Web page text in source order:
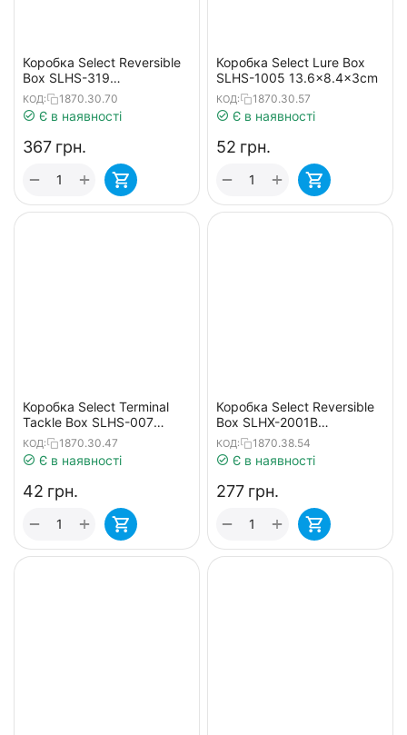
Коробка Select Reversible
Box SLHS-319
27.5х18.5х5cm
КОД: 1870.30.70
Є в наявності
‍367‍ грн.
+
−
Коробка Select Lure Box
SLHS-1005 13.6x8.4x3cm
КОД: 1870.30.57
Є в наявності
‍52‍ грн.
+
−
Коробка Select Terminal
Tackle Box SLHS-007
13.3х6.2х2.5cm
КОД: 1870.30.47
Є в наявності
‍42‍ грн.
+
−
Коробка Select Reversible
Box SLHX-2001B
17.5х10.5х3.8cm
КОД: 1870.38.54
Є в наявності
‍277‍ грн.
+
−